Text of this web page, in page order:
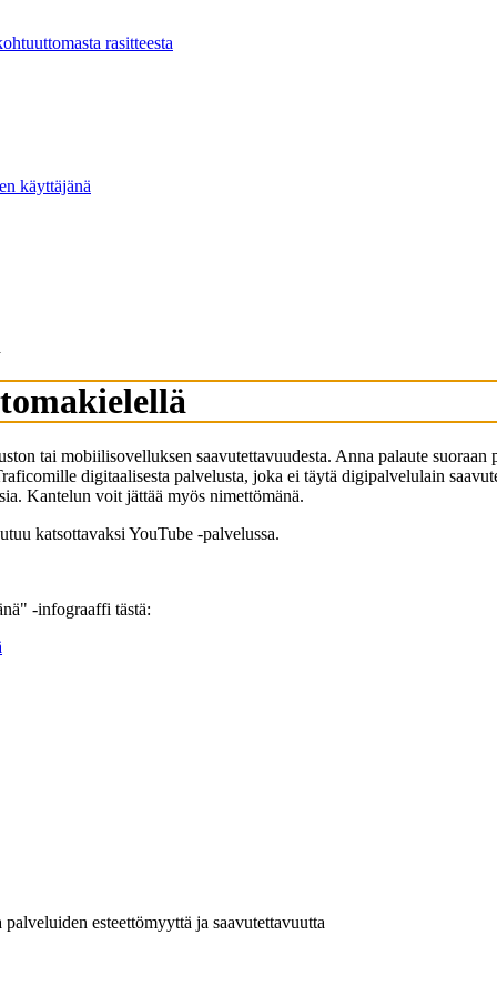
rasitteesta
käyttäjänä
tai mobiilisovelluksen saavutettavuudesta. Anna palaute
digitaalisesta palvelusta, joka ei täytä digipalvelulain
Kantelun voit jättää myös nimettömänä.
katsottavaksi YouTube -palvelussa.
-infograaffi tästä:
esteettömyyttä ja saavutettavuutta